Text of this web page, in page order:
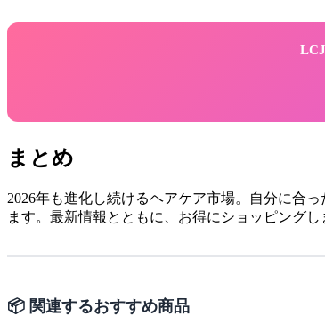
まとめ
2026年も進化し続けるヘアケア市場。自分に合
ます。最新情報とともに、お得にショッピング
📦 関連するおすすめ商品